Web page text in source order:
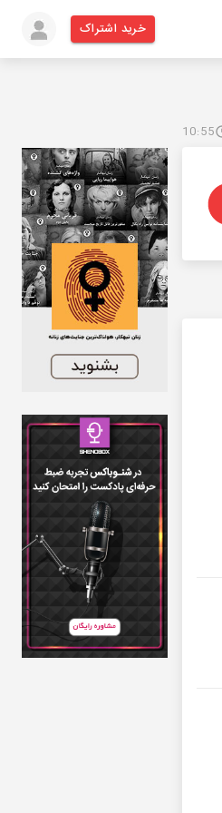
خرید اشتراک
10:55